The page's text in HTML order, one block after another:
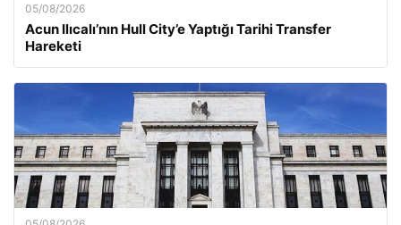
05/08/2026
Acun Ilıcalı’nın Hull City’e Yaptığı Tarihi Transfer
Hareketi